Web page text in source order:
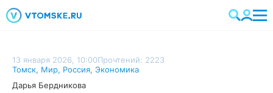
13 января 2026, 10:00Прочтений: 2223
Томск, Мир, Россия, Экономика
Дарья Бердникова